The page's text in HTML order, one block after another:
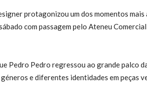
protagonizou um dos momentos mais
com passagem pelo Ateneu
Pedro Pedro regressou ao grande palco
e diferentes identidades em peças